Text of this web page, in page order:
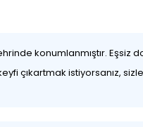
konumlanmıştır. Eşsiz
çıkartmak istiyorsanız,